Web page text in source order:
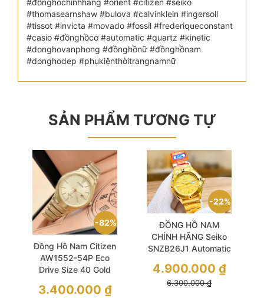
#thomasearnshaw #bulova #calvinklein #ingersoll
#tissot #invicta #movado #fossil #frederiqueconstant
#casio #đồnghồcơ #automatic #quartz #kinetic
#donghovanphong #đồnghồnữ #đồnghồnam
#donghodep #phụkiệnthờitrangnamnữ
SẢN PHẨM TƯƠNG TỰ
82%
Đồng Hồ Nam Citizen
AW1552-54P Eco
Drive Size 40 Gold
3.400.000 ₫
22%
ĐỒNG HỒ NAM
CHÍNH HÃNG Seiko
SNZB26J1 Automatic
Stainless Steel For
Men
6.300.000₫
4.900.000 ₫